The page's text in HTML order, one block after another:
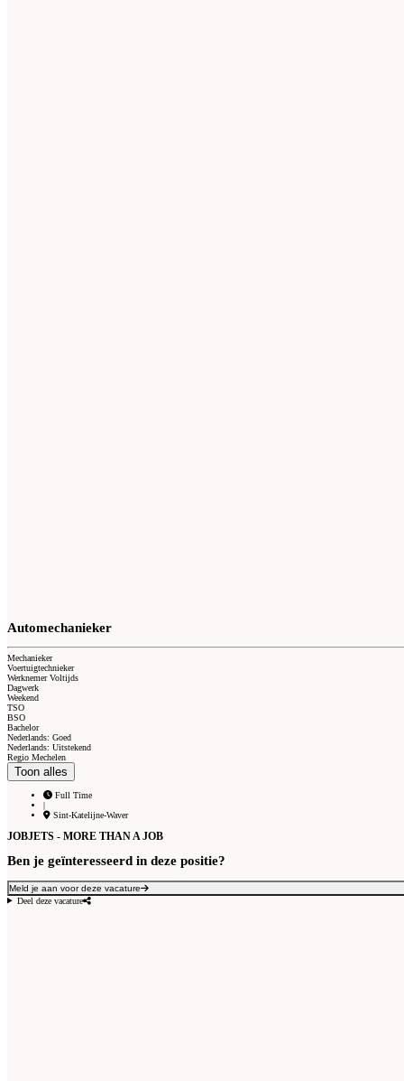
Automechanieker
Mechanieker
Voertuigtechnieker
Werknemer Voltijds
Dagwerk
Weekend
TSO
BSO
Bachelor
Nederlands: Goed
Nederlands: Uitstekend
Regio Mechelen
Toon alles
Full Time
|
Sint-Katelijne-Waver
JOBJETS - MORE THAN A JOB
Ben je geïnteresseerd in deze positie?
Meld je aan voor deze vacature
Deel deze vacature